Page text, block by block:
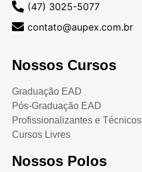
(47) 3025-5077
contato@aupex.com.br
Nossos Cursos
Graduação EAD
Pós-Graduação EAD
Profissionalizantes e Técnicos
Cursos Livres
Nossos Polos